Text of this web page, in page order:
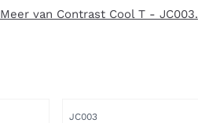
Meer van Contrast Cool T - JC003.
Artikelnummer
JC003